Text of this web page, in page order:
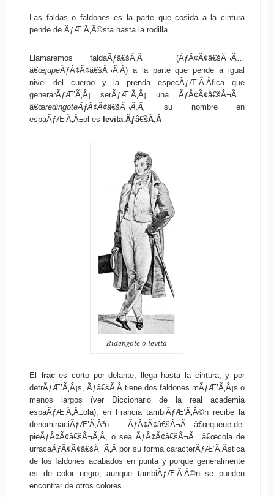
Las faldas o faldones es la parte que cosida a la cintura
pende de ÃƒÆ’Ã‚Â©sta hasta la rodilla.
Llamaremos faldaÃƒâ€šÃ‚Â (ÃƒÂ¢Ã¢â€šÂ¬Ã…
â€œjupeÃƒÂ¢Ã¢â€šÂ¬Ã‚Â) a la parte que pende a igual
nivel del cuerpo y la prenda especÃƒÆ’Ã‚Â­fica que
generarÃƒÆ’Ã‚Â¡ serÃƒÆ’Ã‚Â¡ una ÃƒÂ¢Ã¢â€šÂ¬Ã…
â€œredingoteÃƒÂ¢Ã¢â€šÂ¬Ã‚Â,su nombre en
espaÃƒÆ’Ã‚Â±ol es levita. Ãƒâ€šÃ‚Â
Ridengote o levita
El fraces corto por delante, llega hasta la cintura, y por
detrÃƒÆ’Ã‚Â¡s, Ãƒâ€šÃ‚Â tiene dos faldones mÃƒÆ’Ã‚Â¡s o
menos largos (ver Diccionario de la real academia
espaÃƒÆ’Ã‚Â±ola), en Francia tambiÃƒÆ’Ã‚Â©n recibe la
denominaciÃƒÆ’Ã‚Â³n ÃƒÂ¢Ã¢â€šÂ¬Ã…â€œqueue-de-
pieÃƒÂ¢Ã¢â€šÂ¬Ã‚Â, o sea ÃƒÂ¢Ã¢â€šÂ¬Ã…â€œcola de
urracaÃƒÂ¢Ã¢â€šÂ¬Ã‚Â por su forma caracterÃƒÆ’Ã‚Â­stica
de los faldones acabados en punta y porque generalmente
es de color negro, aunque tambiÃƒÆ’Ã‚Â©n se pueden
encontrar de otros colores.